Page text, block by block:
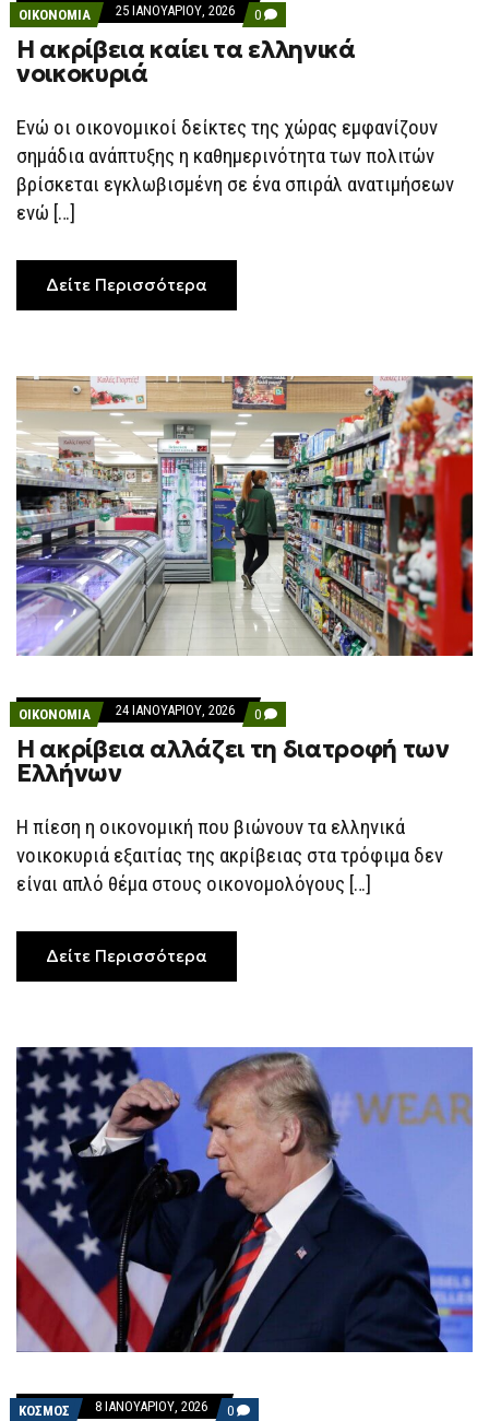
ΟΙΚΟΝΟΜΙΑ 25 ΙΑΝΟΥΑΡΊΟΥ, 2026 0 COMMENTS
ON
Η
ΑΚΡΊΒΕΙΑ
ΝΟΙΚΟΚΥΡΙΆ
Η ακρίβεια καίει τα ελληνικά
νοικοκυριά
Ενώ οι οικονομικοί δείκτες της χώρας εμφανίζουν
σημάδια ανάπτυξης η καθημερινότητα των πολιτών
βρίσκεται εγκλωβισμένη σε ένα σπιράλ ανατιμήσεων
ενώ […]
Δείτε Περισσότερα
ΟΙΚΟΝΟΜΙΑ 24 ΙΑΝΟΥΑΡΊΟΥ, 2026 0 COMMENTS
ON
Η
ΑΚΡΊΒΕΙΑ
ΤΩΝ
Η ακρίβεια αλλάζει τη διατροφή των
Ελλήνων
Η πίεση η οικονομική που βιώνουν τα ελληνικά
νοικοκυριά εξαιτίας της ακρίβειας στα τρόφιμα δεν
είναι απλό θέμα στους οικονομολόγους […]
Δείτε Περισσότερα
ΚΟΣΜΟΣ 8 ΙΑΝΟΥΑΡΊΟΥ, 2026 0 COMMENTS